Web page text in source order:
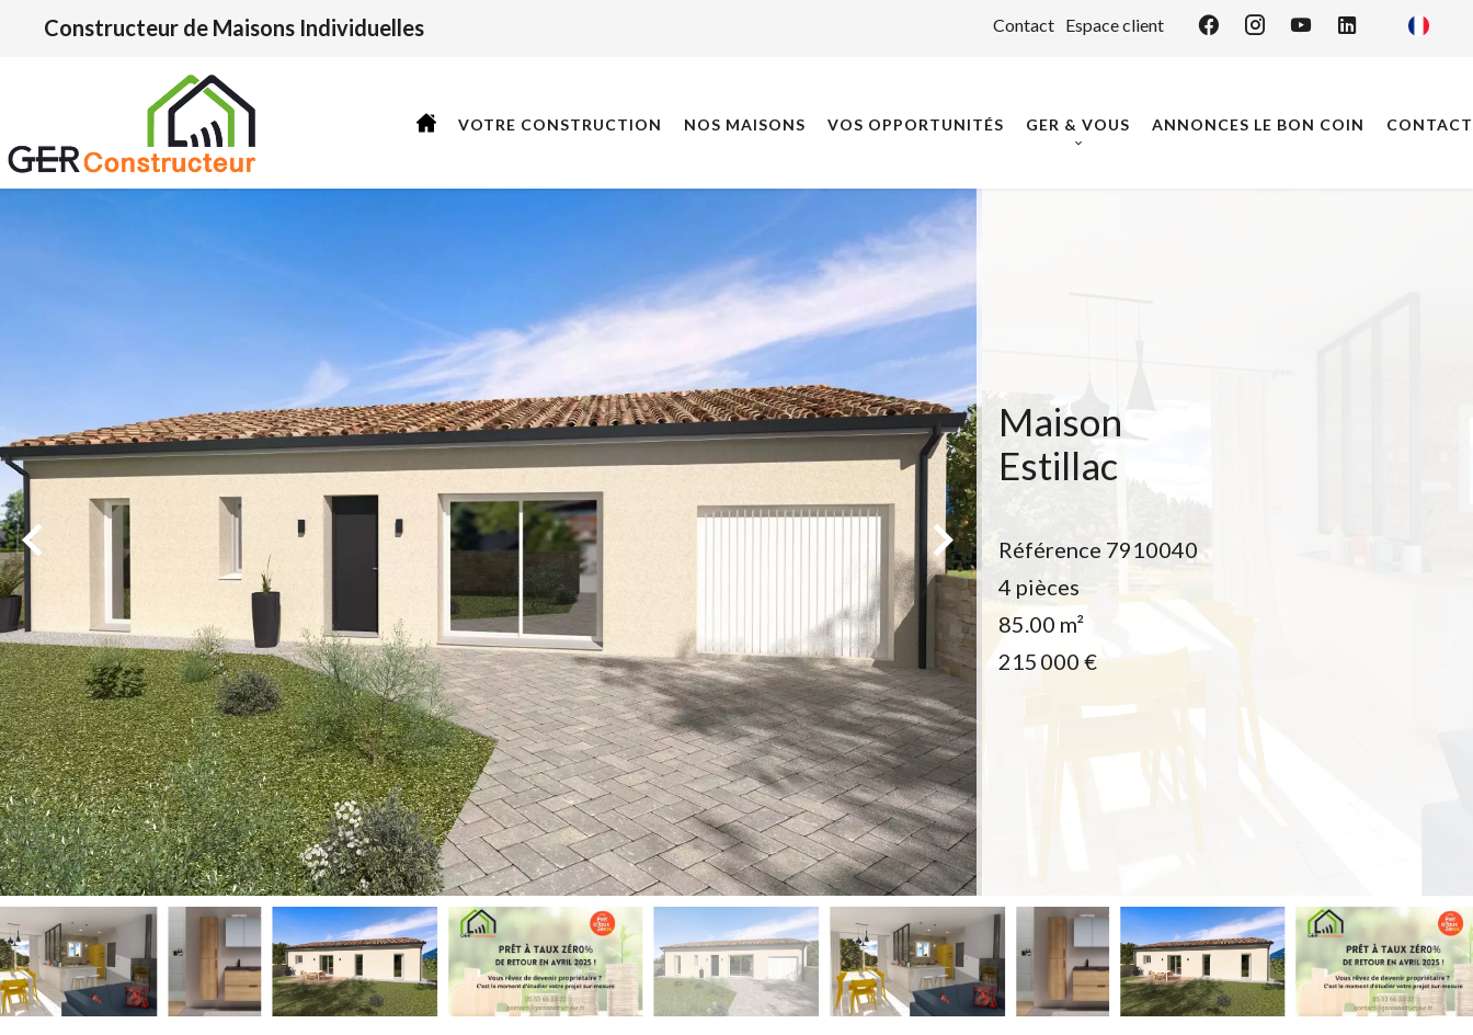
Contact Espace client
Constructeur de Maisons Individuelles
VOTRE CONSTRUCTION NOS MAISONS VOS OPPORTUNITÉS GER & VOUS ANNONCES LE BON COIN CONTACT
Maison
Estillac
Référence 7910040
4 pièces
85.00 m²
215 000 €